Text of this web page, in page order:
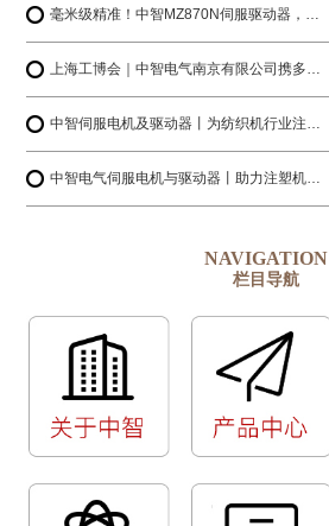
毫米级精准！中智MZ870N伺服驱动器，解锁工业4.0智造密码
上海工博会｜中智电气南京有限公司携多系列产品与您相约上海国家会展中心
中智伺服电机及驱动器丨为纺织机行业注入创新动力
中智电气伺服电机与驱动器丨助力注塑机生产厂家迈向更高水平
NAVIGATION
栏目导航